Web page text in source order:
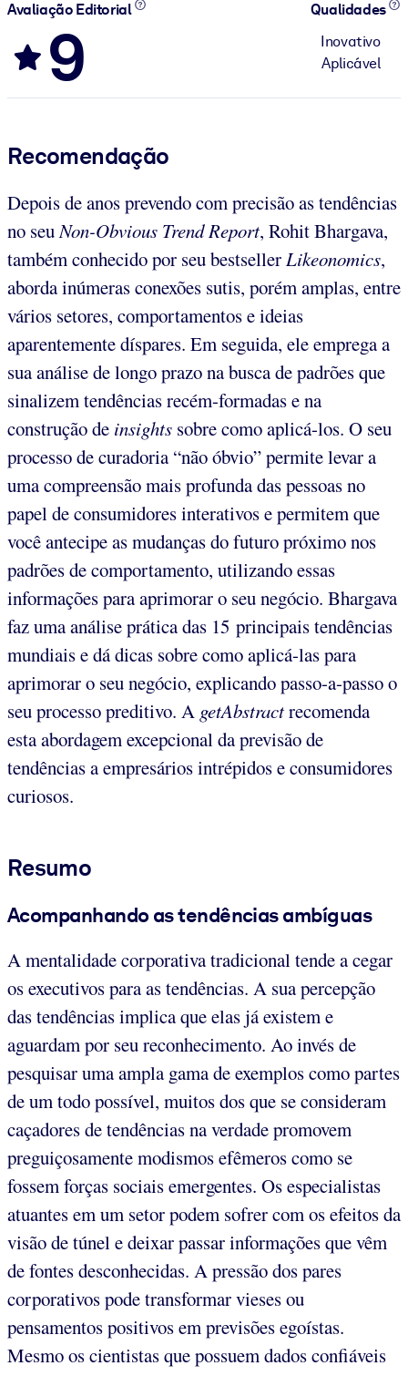
Avaliação Editorial
9
Qualidades
Inovativo
Aplicável
Recomendação
Depois de anos prevendo com precisão as tendências
no seu Non-Obvious Trend Report, Rohit Bhargava,
também conhecido por seu bestseller Likeonomics,
aborda inúmeras conexões sutis, porém amplas, entre
vários setores, comportamentos e ideias
aparentemente díspares. Em seguida, ele emprega a
sua análise de longo prazo na busca de padrões que
sinalizem tendências recém-formadas e na
construção de insights sobre como aplicá-los. O seu
processo de curadoria “não óbvio” permite levar a
uma compreensão mais profunda das pessoas no
papel de consumidores interativos e permitem que
você antecipe as mudanças do futuro próximo nos
padrões de comportamento, utilizando essas
informações para aprimorar o seu negócio. Bhargava
faz uma análise prática das 15 principais tendências
mundiais e dá dicas sobre como aplicá-las para
aprimorar o seu negócio, explicando passo-a-passo o
seu processo preditivo. A getAbstractrecomenda
esta abordagem excepcional da previsão de
tendências a empresários intrépidos e consumidores
curiosos.
Resumo
Acompanhando as tendências ambíguas
A mentalidade corporativa tradicional tende a cegar
os executivos para as tendências. A sua percepção
das tendências implica que elas já existem e
aguardam por seu reconhecimento. Ao invés de
pesquisar uma ampla gama de exemplos como partes
de um todo possível, muitos dos que se consideram
caçadores de tendências na verdade promovem
preguiçosamente modismos efêmeros como se
fossem forças sociais emergentes. Os especialistas
atuantes em um setor podem sofrer com os efeitos da
visão de túnel e deixar passar informações que vêm
de fontes desconhecidas. A pressão dos pares
corporativos pode transformar vieses ou
pensamentos positivos em previsões egoístas.
Mesmo os cientistas que possuem dados confiáveis